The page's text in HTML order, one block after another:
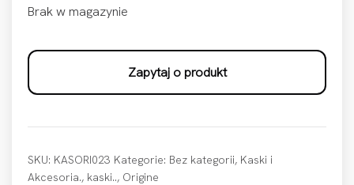
Brak w magazynie
Zapytaj o produkt
SKU: KASORI023 Kategorie: Bez kategorii, Kaski i
Akcesoria., kaski.., Origine